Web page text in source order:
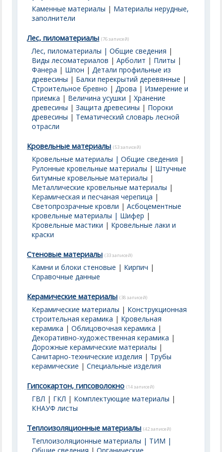
Каменные материалы | Материалы нерудные,
заполнители
Лес, пиломатериалы (76 записей)
Лес, пиломатериалы | Общие сведения |
Виды лесоматериалов |Арболит | Плиты |
Фанера | Шпон |Детали профильные из
древесины | Балки перекрытий деревянные |
Строительное бревно |Дрова | Измерение и
приемка | Величина усушки |Хранение
древесины |Защита древесины | Пороки
древесины | Тематический словарь лесной
отрасли
Кровельные материалы (53 записей)
Кровельные материалы | Общие сведения |
Рулонные кровельные материалы | Штучные
битумные кровельные материалы |
Металлические кровельные материалы |
Керамическая и песчаная черепица |
Светопрозрачные кровли |Асбоцементные
кровельные материалы | Шифер |
Кровельные мастики | Кровельные лаки и
краски
Стеновые материалы (33 записей)
Камни и блоки стеновые | Кирпич |
Справочные данные
Керамические материалы (38 записей)
Керамические материалы | Конструкционная
строительная керамика | Кровельная
керамика |Облицовочная керамика |
Декоративно-художественная керамика |
Дорожные керамические материалы |
Санитарно-технические изделия | Трубы
керамические |Специальные изделия
Гипсокартон, гипсоволокно (14 записей)
ГВЛ | ГКЛ | Комплектующие материалы |
КНАУФ листы
Теплоизоляционные материалы (42 записей)
Теплоизоляционные материалы | ТИМ |